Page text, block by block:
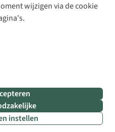
wijzigen via de cookie
instellen
Algemene voorwaarden
Policy